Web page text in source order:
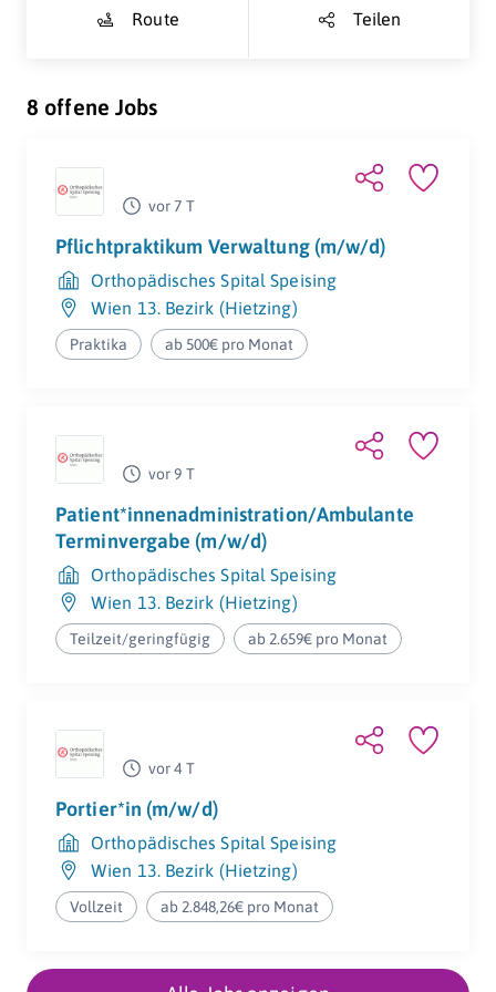
Route Teilen
8 offene Jobs
vor 7 T
Pflichtpraktikum Verwaltung (m/w/d)
Orthopädisches Spital Speising
Wien 13. Bezirk (Hietzing)
Praktika ab 500€ pro Monat
vor 9 T
Patient*innenadministration/Ambulante
Terminvergabe (m/w/d)
Orthopädisches Spital Speising
Wien 13. Bezirk (Hietzing)
Teilzeit/geringfügig ab 2.659€ pro Monat
vor 4 T
Portier*in (m/w/d)
Orthopädisches Spital Speising
Wien 13. Bezirk (Hietzing)
Vollzeit ab 2.848,26€ pro Monat